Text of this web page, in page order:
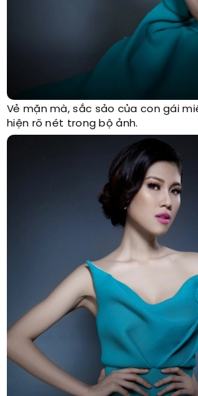
Vẻ mặn mà, sắc sảo của con gái
hiện rõ nét trong bộ ảnh.